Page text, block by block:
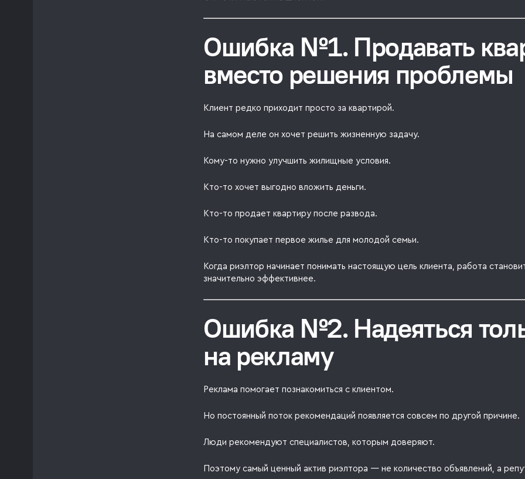
Ошибка №1. Продавать
вместо решения проблемы
Клиент редко приходит просто за квартирой.
На самом деле он хочет решить жизненную задачу.
Кому-то нужно улучшить жилищные условия.
Кто-то хочет выгодно вложить деньги.
Кто-то продает квартиру после развода.
Кто-то покупает первое жилье для молодой семьи.
Когда риэлтор начинает понимать настоящую цель клиента, работа
значительно эффективнее.
Ошибка №2. Надеяться
на рекламу
Реклама помогает познакомиться с клиентом.
Но постоянный поток рекомендаций появляется совсем по другой причине.
Люди рекомендуют специалистов, которым доверяют.
Поэтому самый ценный актив риэлтора — не количество объявлений, а